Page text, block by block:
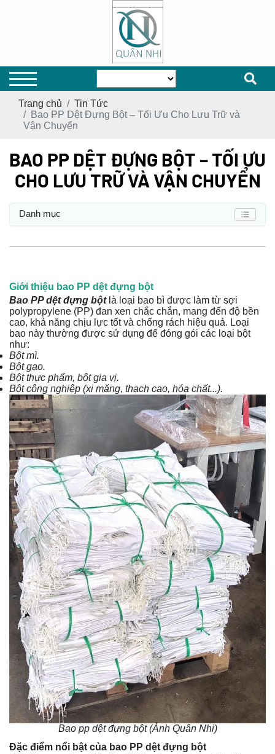
Trang chủ
Tin Tức
Bao PP Dệt Đựng Bột – Tối Ưu Cho Lưu Trữ và
Vận Chuyển
BAO PP DỆT ĐỰNG BỘT – TỐI ƯU
CHO LƯU TRỮ VÀ VẬN CHUYỂN
Danh mục
Giới thiệu bao PP dệt đựng bột
Bao PP dệt đựng bột là loại bao bì được làm từ sợi
polypropylene (PP) đan xen chắc chắn, mang đến độ bền
cao, khả năng chịu lực tốt và chống rách hiệu quả. Loại
bao này thường được sử dụng để đóng gói các loại bột
như:
Bột mì.
Bột gạo.
Bột thực phẩm, bột gia vị.
Bột công nghiệp (xi măng, thạch cao, hóa chất...).
Bao pp dệt đựng bột (Ảnh Quân Nhi)
Đặc điểm nổi bật của bao PP dệt đựng bột